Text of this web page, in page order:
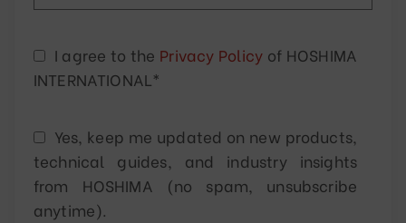
I agree to the Privacy Policy of HOSHIMA
INTERNATIONAL*
Yes, keep me updated on new products,
technical guides, and industry insights
from HOSHIMA (no spam, unsubscribe
anytime).